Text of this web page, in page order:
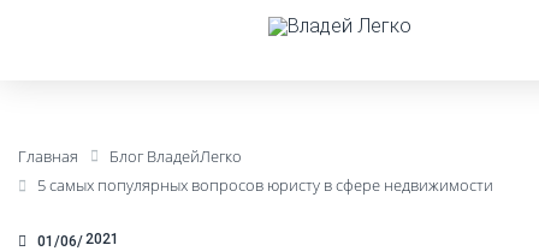
Главная
Блог ВладейЛегко
5 самых популярных вопросов юристу в сфере недвижимости
01/06 2021